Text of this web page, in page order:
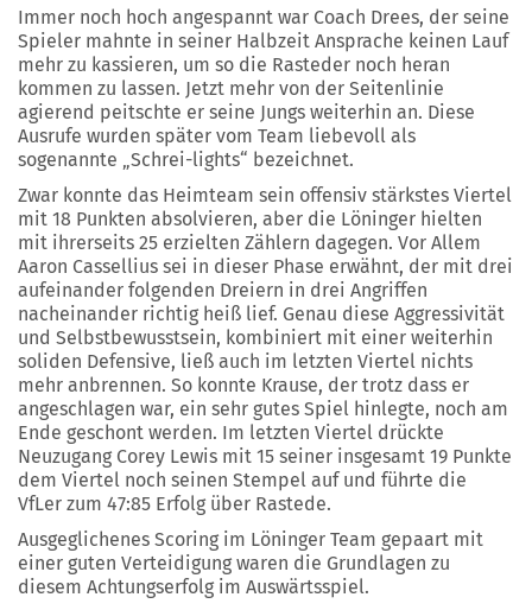
Immer noch hoch angespannt war Coach Drees, der seine
Spieler mahnte in seiner Halbzeit Ansprache keinen Lauf
mehr zu kassieren, um so die Rasteder noch heran
kommen zu lassen. Jetzt mehr von der Seitenlinie
agierend peitschte er seine Jungs weiterhin an. Diese
Ausrufe wurden später vom Team liebevoll als
sogenannte „Schrei-lights“ bezeichnet.
Zwar konnte das Heimteam sein offensiv stärkstes Viertel
mit 18 Punkten absolvieren, aber die Löninger hielten
mit ihrerseits 25 erzielten Zählern dagegen. Vor Allem
Aaron Cassellius sei in dieser Phase erwähnt, der mit drei
aufeinander folgenden Dreiern in drei Angriffen
nacheinander richtig heiß lief. Genau diese Aggressivität
und Selbstbewusstsein, kombiniert mit einer weiterhin
soliden Defensive, ließ auch im letzten Viertel nichts
mehr anbrennen. So konnte Krause, der trotz dass er
angeschlagen war, ein sehr gutes Spiel hinlegte, noch am
Ende geschont werden. Im letzten Viertel drückte
Neuzugang Corey Lewis mit 15 seiner insgesamt 19 Punkte
dem Viertel noch seinen Stempel auf und führte die
VfLer zum 47:85 Erfolg über Rastede.
Ausgeglichenes Scoring im Löninger Team gepaart mit
einer guten Verteidigung waren die Grundlagen zu
diesem Achtungserfolg im Auswärtsspiel.